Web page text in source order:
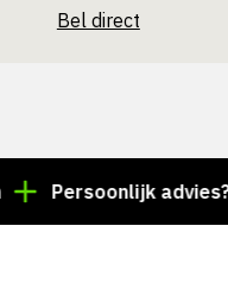
Bel direct
advies? Bel